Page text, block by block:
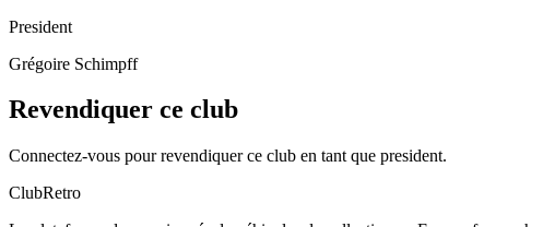
President
Grégoire Schimpff
Revendiquer ce club
Connectez-vous pour revendiquer ce club en tant que president.
ClubRetro